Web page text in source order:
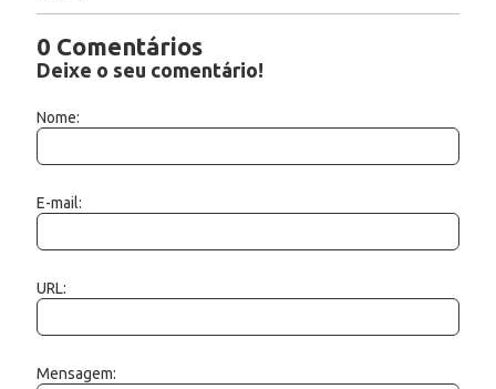
0 Comentários
Deixe o seu comentário!
Nome:
E-mail:
URL:
Mensagem: